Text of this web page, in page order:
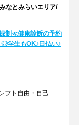
なとみらいエリア/
制≪健康診断の予約
学生もOK♪日払い♪
週2日以上 1日6時間以上 シフト自由・自己申告